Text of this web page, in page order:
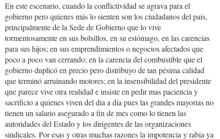
En este escenario, cuando la conflictividad se agrava para el
gobierno pero quienes más lo sienten son los ciudadanos del país,
principalmente de la Sede de Gobierno que lo vive
tormentosamente en sus bolsillos, en su estómago, en las carencias
para sus hijos; en sus emprendimientos o negocios afectados que
poco a poco van cerrando; en la carencia del combustible que el
gobierno duplicó en precio pero distribuyo de tan pésima calidad
que terminó arruinando motores; en la insensibilidad del presidente
que parece vive otra realidad e insiste en pedir mas paciencia y
sacrificio a quienes viven del día a día pues las grandes mayorías no
tienen un salario asegurado a fin de mes como lo tienen las
autoridades del Estado y los dirigentes de las organizaciones
sindicales. Por esas y otras muchas razones la impotencia y rabia ya